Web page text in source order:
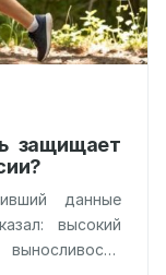
защищает
данные
высокий